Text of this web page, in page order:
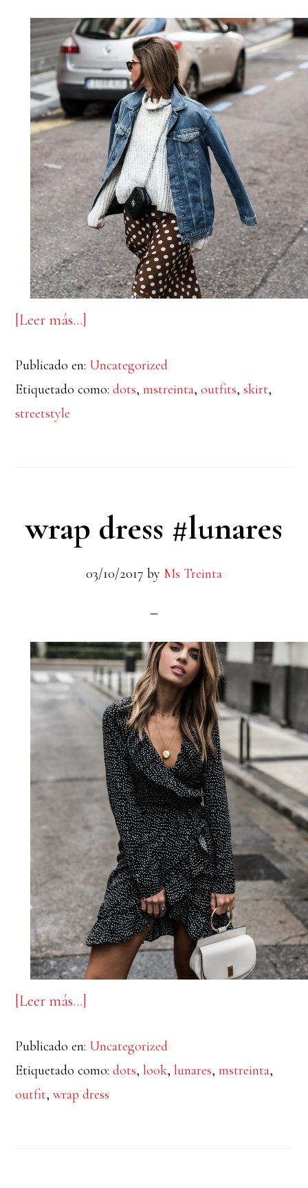
[Leer más…]
dots
skirt
Publicado en: Uncategorized
Etiquetado como:dots,mstreinta,outfits,skirt,
streetstyle
wrap dress #lunares
03/10/2017 by Ms Treinta
[Leer más…]
wrap
dress
#lunares
Publicado en: Uncategorized
Etiquetado como:dots,look,lunares,mstreinta,
outfit,wrap dress